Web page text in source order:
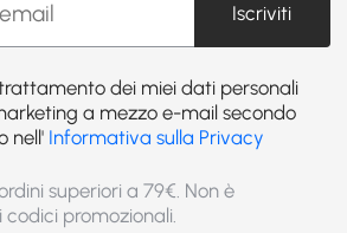
Iscriviti
dei miei dati personali
a mezzo e-mail secondo
nell' Informativa sulla Privacy
superiori a 79€. Non è
promozionali.